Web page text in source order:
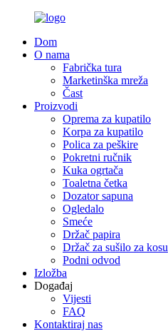
Dom
O nama
Fabrička tura
Marketinška mreža
Čast
Proizvodi
Oprema za kupatilo
Korpa za kupatilo
Polica za peškire
Pokretni ručnik
Kuka ogrtača
Toaletna četka
Dozator sapuna
Ogledalo
Smeće
Držač papira
Držač za sušilo za kosu
Podni odvod
Izložba
Događaj
Vijesti
FAQ
Kontaktiraj nas